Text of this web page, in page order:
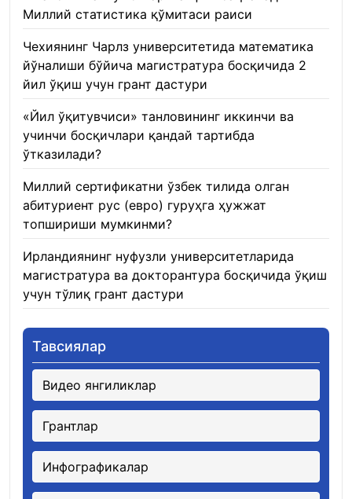
Миллий статистика қўмитаси раиси
Чехиянинг Чарлз университетида математика
йўналиши бўйича магистратура босқичида 2
йил ўқиш учун грант дастури
«Йил ўқитувчиси» танловининг иккинчи ва
учинчи босқичлари қандай тартибда
ўтказилади?
Миллий сертификатни ўзбек тилида олган
абитуриент рус (евро) гуруҳга ҳужжат
топшириши мумкинми?
Ирландиянинг нуфузли университетларида
магистратура ва докторантура босқичида ўқиш
учун тўлиқ грант дастури
Тавсиялар
Видео янгиликлар
Грантлар
Инфографикалар